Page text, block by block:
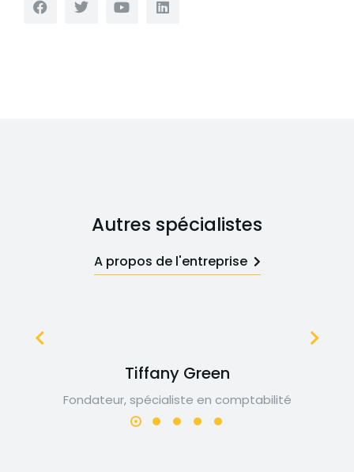
Autres spécialistes
A propos de l'entreprise
Tiffany Green
Fondateur, spécialiste en comptabilité